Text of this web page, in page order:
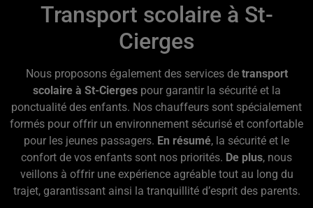
Transport scolaire à St-
Cierges
Nous proposons également des services de transport
scolaire à St-Ciergespour garantir la sécurité et la
ponctualité des enfants. Nos chauffeurs sont spécialement
formés pour offrir un environnement sécurisé et confortable
pour les jeunes passagers. En résumé, la sécurité et le
confort de vos enfants sont nos priorités. De plus, nous
veillons à offrir une expérience agréable tout au long du
trajet, garantissant ainsi la tranquillité d’esprit des parents.